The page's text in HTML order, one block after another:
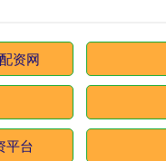
资网
平台